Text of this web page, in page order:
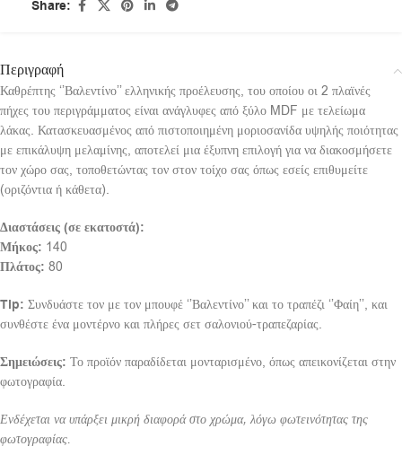
Share:
Περιγραφή
Καθρέπτης ‘’Βαλεντίνο’’ ελληνικής προέλευσης, του οποίου οι 2 πλαϊνές
πήχες του περιγράμματος είναι ανάγλυφες από ξύλο MDF με τελείωμα
λάκας. Κατασκευασμένος από πιστοποιημένη μοριοσανίδα υψηλής ποιότητας
με επικάλυψη μελαμίνης, αποτελεί μια έξυπνη επιλογή για να διακοσμήσετε
τον χώρο σας, τοποθετώντας τον στον τοίχο σας όπως εσείς επιθυμείτε
(οριζόντια ή κάθετα).
Διαστάσεις (σε εκατοστά):
Μήκος: 140
Πλάτος: 80
Tip: Συνδυάστε τον με τον μπουφέ ‘’Βαλεντίνο’’ και το τραπέζι ‘’Φαίη’’, και
συνθέστε ένα μοντέρνο και πλήρες σετ σαλονιού-τραπεζαρίας.
Σημειώσεις: Το προϊόν παραδίδεται μονταρισμένο, όπως απεικονίζεται στην
φωτογραφία.
Ενδέχεται να υπάρξει μικρή διαφορά στο χρώμα, λόγω φωτεινότητας της
φωτογραφίας.